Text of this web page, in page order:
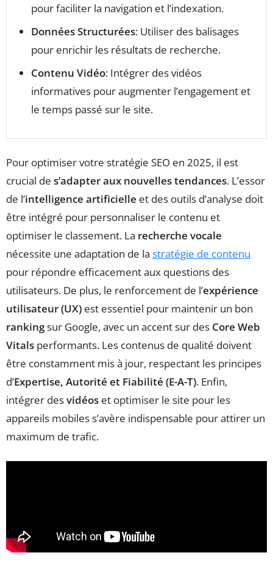
pour faciliter la navigation et l’indexation.
Données Structurées: Utiliser des balisages
pour enrichir les résultats de recherche.
Contenu Vidéo: Intégrer des vidéos
informatives pour augmenter l’engagement et
le temps passé sur le site.
Pour optimiser votre stratégie SEO en 2025, il est
crucial de s’adapter aux nouvelles tendances. L’essor
de l’intelligence artificielle et des outils d’analyse doit
être intégré pour personnaliser le contenu et
optimiser le classement. La recherche vocale
nécessite une adaptation de la stratégie de contenu
pour répondre efficacement aux questions des
utilisateurs. De plus, le renforcement de l’expérience
utilisateur (UX) est essentiel pour maintenir un bon
rankingsur Google, avec un accent sur des Core Web
Vitals performants. Les contenus de qualité doivent
être constamment mis à jour, respectant les principes
d’Expertise, Autorité et Fiabilité (E-A-T). Enfin,
intégrer desvidéos et optimiser le site pour les
appareils mobiles s’avère indispensable pour attirer un
maximum de trafic.